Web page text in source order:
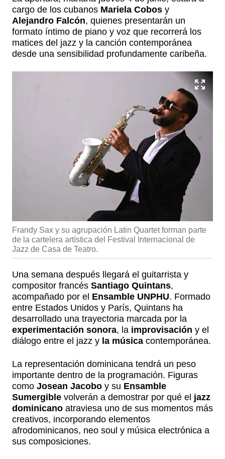
cargo de los cubanos Mariela Cobos y
Alejandro Falcón, quienes presentarán un
formato íntimo de piano y voz que recorrerá los
matices del jazz y la canción contemporánea
desde una sensibilidad profundamente caribeña.
Frandy Sax y su agrupación Latin Quartet forman parte
de la cartelera artística del Festival Internacional de
Jazz de Casa de Teatro.
Una semana después llegará el guitarrista y
compositor francés Santiago Quintans,
acompañado por el Ensamble UNPHU. Formado
entre Estados Unidos y París, Quintans ha
desarrollado una trayectoria marcada por la
experimentación sonora, la improvisación y el
diálogo entre el jazz y la música contemporánea.
La representación dominicana tendrá un peso
importante dentro de la programación. Figuras
como Josean Jacobo y su Ensamble
Sumergible volverán a demostrar por qué el jazz
dominicano atraviesa uno de sus momentos más
creativos, incorporando elementos
afrodominicanos, neo soul y música electrónica a
sus composiciones.